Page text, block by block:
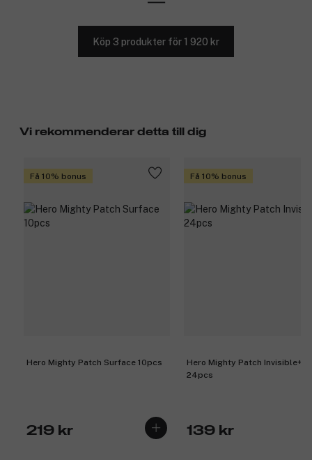
Köp 3 produkter för 1 920 kr
Vi rekommenderar detta till dig
Få 10% bonus
Hero Mighty Patch Surface 10pcs
219 kr
Få 10% bonus
Hero Mighty Patch Invisible+
24pcs
139 kr